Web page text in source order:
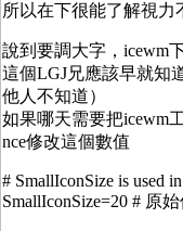
所以在下很能了解視力
說到要調大字，icewm
這個LGJ兄應該早就知
他人不知道）
如果哪天需要把icewm
nce修改這個數值
# SmallIconSize is used
SmallIconSize=20 # 原